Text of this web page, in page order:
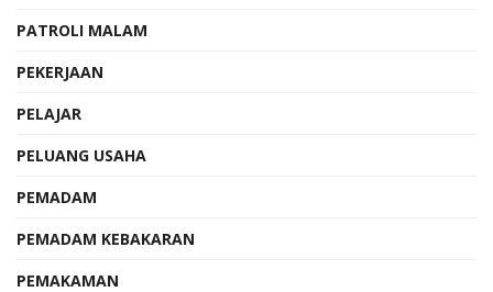
PATROLI MALAM
PEKERJAAN
PELAJAR
PELUANG USAHA
PEMADAM
PEMADAM KEBAKARAN
PEMAKAMAN